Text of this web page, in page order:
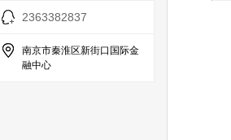
2363382837
南京市秦淮区新街口国际金
融中心